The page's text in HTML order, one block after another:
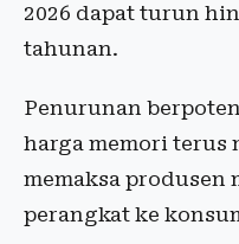
2026 dapat turun
tahunan.
Penurunan
harga memori terus
memaksa produsen
perangkat ke